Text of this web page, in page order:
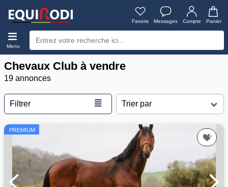
Favoris Messages Compte Panier
Menu
Chevaux Club à vendre
19 annonces
Filtrer ≣
PREMIUM